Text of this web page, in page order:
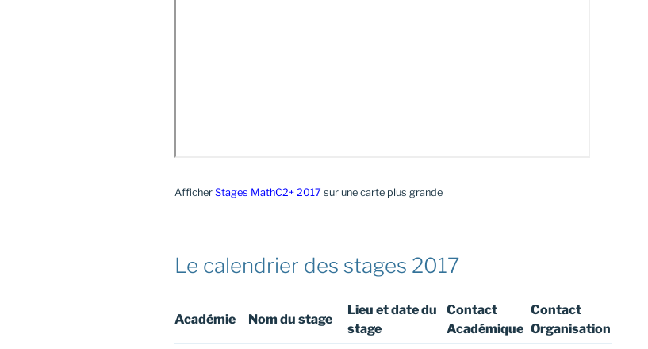
Afficher Stages MathC2+ 2017 sur une carte plus grande
Le calendrier des stages 2017
Académie Nom du stage
Lieu et date du
stage
Contact
Académique
Contact
Organisation